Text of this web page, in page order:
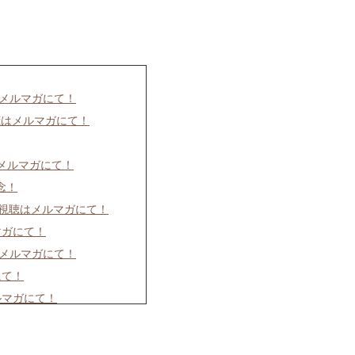
ルマガにて！
メルマガにて！
マガにて！
聴はメルマガにて！
にて！
ルマガにて！
！
ガにて！